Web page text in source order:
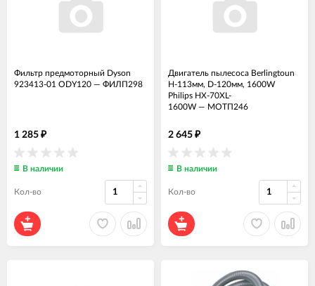
Фильтр предмоторный Dyson
923413-01 ODY120 — ФИЛП298
1 285 ₽
В наличии
Кол-во
Двигатель пылесоса Berlingtoun
H-113мм, D-120мм, 1600W
Philips HX-70XL-
1600W — МОТП246
2 645 ₽
В наличии
Кол-во